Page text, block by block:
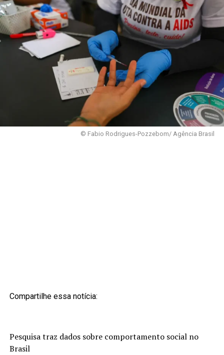
© Fabio Rodrigues-Pozzebom/ Agência Brasil
Compartilhe essa notícia:
Pesquisa traz dados sobre comportamento social no
Brasil